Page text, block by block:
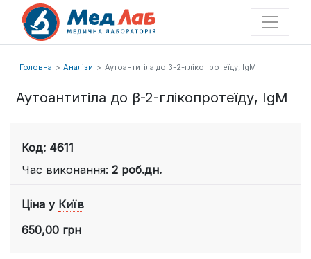
Головна Аналізи Аутоантитіла до β-2-глікопротеїду, IgM
Аутоантитіла до β-2-глікопротеїду, IgM
Код: 4611
Час виконання: 2 роб.дн.
Ціна у Київ
650,00 грн